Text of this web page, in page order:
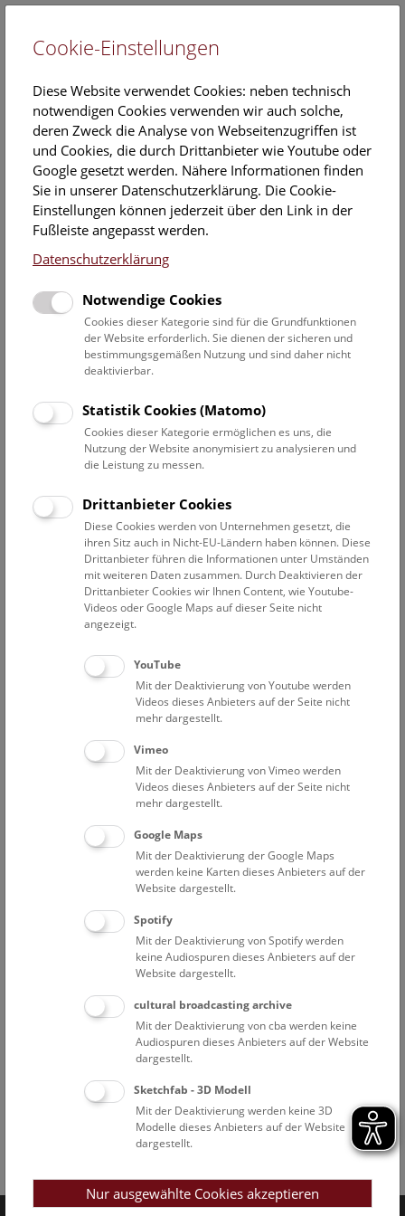
EN
Veranstaltungskalender
Informationen zu Gruppen,- Kindergarten- und
Schulprogrammen finden Siehier
Datumsfilter
23.7.2019
Datum auswählen
Erweiterte Suche
Filter zurücksetzen
23. Juli 2019
Bisher keine Ergebnisse. Dienstags ist das NHM Wien
in der Regel geschlossen. Ausnahmen finden sie
Eine Nacht im Museum
Cookie-Einstellungen
Diese Website verwendet Cookies: neben technisch
notwendigen Cookies verwenden wir auch solche,
deren Zweck die Analyse von Webseitenzugriffen ist
und Cookies, die durch Drittanbieter wie Youtube oder
Google gesetzt werden. Nähere Informationen finden
Sie in unserer Datenschutzerklärung. Die Cookie-
Einstellungen können jederzeit über den Link in der
Fußleiste angepasst werden.
Datenschutzerklärung
Notwendige Cookies
Cookies dieser Kategorie sind für die Grundfunktionen
der Website erforderlich. Sie dienen der sicheren und
bestimmungsgemäßen Nutzung und sind daher nicht
deaktivierbar.
Statistik Cookies (Matomo)
Cookies dieser Kategorie ermöglichen es uns, die
Nutzung der Website anonymisiert zu analysieren und
die Leistung zu messen.
Drittanbieter Cookies
Diese Cookies werden von Unternehmen gesetzt, die
ihren Sitz auch in Nicht-EU-Ländern haben können. Diese
Drittanbieter führen die Informationen unter Umständen
mit weiteren Daten zusammen. Durch Deaktivieren der
Drittanbieter Cookies wir Ihnen Content, wie Youtube-
Videos oder Google Maps auf dieser Seite nicht
angezeigt.
YouTube
Mit der Deaktivierung von Youtube werden
Videos dieses Anbieters auf der Seite nicht
mehr dargestellt.
Vimeo
Mit der Deaktivierung von Vimeo werden
Videos dieses Anbieters auf der Seite nicht
mehr dargestellt.
Google Maps
Mit der Deaktivierung der Google Maps
werden keine Karten dieses Anbieters auf der
Website dargestellt.
Spotify
Mit der Deaktivierung von Spotify werden
keine Audiospuren dieses Anbieters auf der
Website dargestellt.
cultural broadcasting archive
Mit der Deaktivierung von cba werden keine
Audiospuren dieses Anbieters auf der Website
dargestellt.
Sketchfab - 3D Modell
Mit der Deaktivierung werden keine 3D
Modelle dieses Anbieters auf der Website
dargestellt.
Nur ausgewählte Cookies akzeptieren